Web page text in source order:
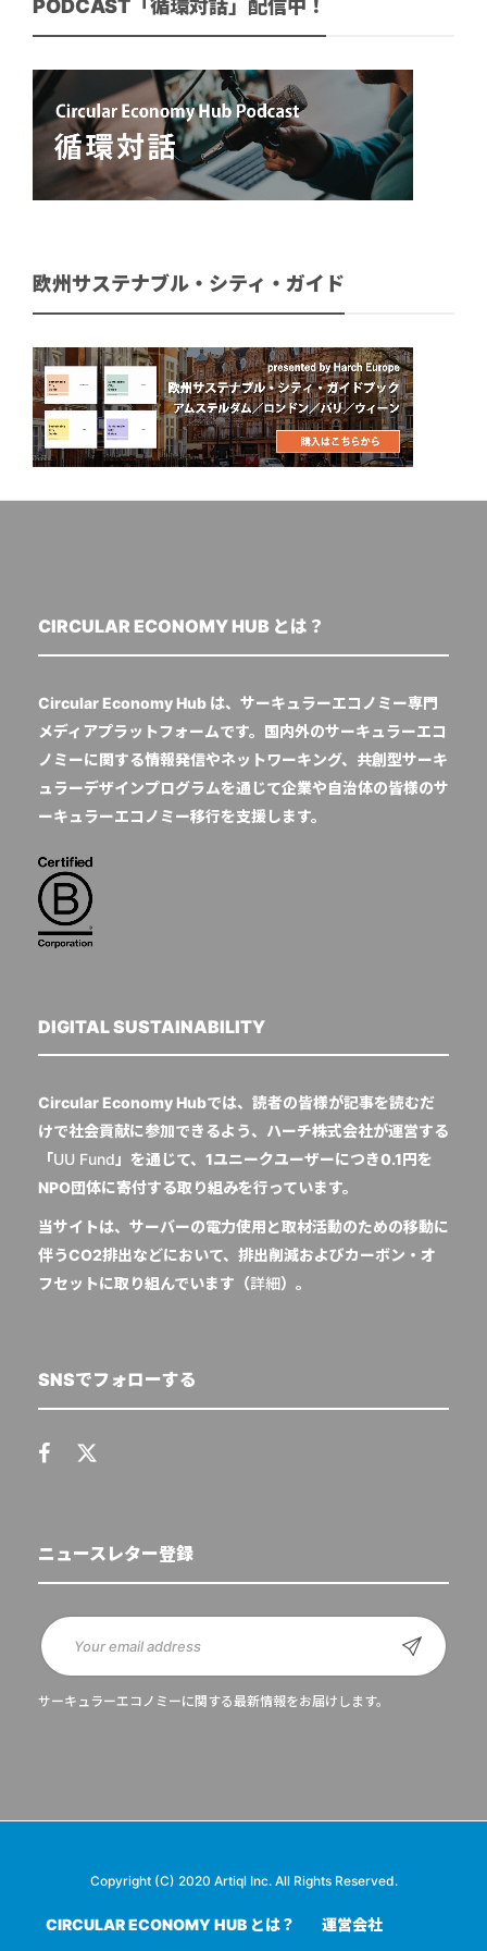
PODCAST「循環対話」配信中！
欧州サステナブル・シティ・ガイド
CIRCULAR ECONOMY HUB とは？
Circular Economy Hub は、サーキュラーエコノミー専門
メディアプラットフォームです。国内外のサーキュラーエコ
ノミーに関する情報発信やネットワーキング、共創型サーキ
ュラーデザインプログラムを通じて企業や自治体の皆様のサ
ーキュラーエコノミー移行を支援します。
DIGITAL SUSTAINABILITY
Circular Economy Hubでは、読者の皆様が記事を読むだ
けで社会貢献に参加できるよう、ハーチ株式会社が運営する
「UU Fund 」を通じて、1ユニークユーザーにつき0.1円を
NPO団体に寄付する取り組みを行っています。
当サイトは、サーバーの電力使用と取材活動のための移動に
伴うCO2排出などにおいて、排出削減およびカーボン・オ
フセットに取り組んでいます（詳細）。
SNSでフォローする
ニュースレター登録
サーキュラーエコノミーに関する最新情報をお届けします。
Copyright (C) 2020 Artiql Inc. All Rights Reserved.
CIRCULAR ECONOMY HUB とは？ 運営会社